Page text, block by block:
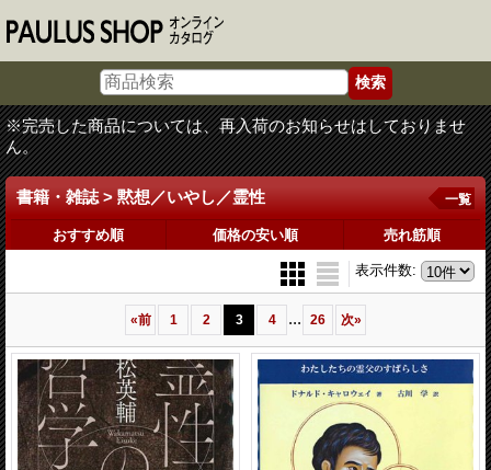
※完売した商品については、再入荷のお知らせはしておりませ
ん。
書籍・雑誌 > 黙想／いやし／霊性 一覧
おすすめ順 価格の安い順 売れ筋順
表示件数:
«前 1 2 3 4 ... 26 次»